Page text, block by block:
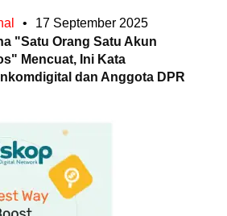
•
17 September 2025
"Satu Orang Satu Akun
Mencuat, Ini Kata
dan Anggota DPR